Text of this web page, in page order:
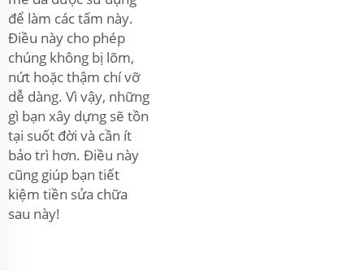
để làm các tấm này.
Điều này cho phép
chúng không bị lõm,
nứt hoặc thậm chí vỡ
dễ dàng. Vì vậy, những
gì bạn xây dựng sẽ tồn
tại suốt đời và cần ít
bảo trì hơn. Điều này
cũng giúp bạn tiết
kiệm tiền sửa chữa
sau này!